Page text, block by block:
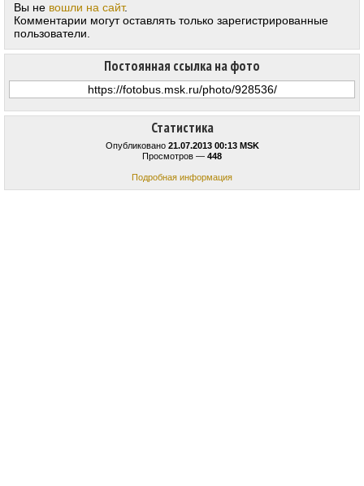
Статистика
Опубликовано 21.07.2013 00:13 MSK
Просмотров — 448
Подробная информация
Постоянная ссылка на фото
Вы не вошли на сайт.
Комментарии могут оставлять только зарегистрированные
пользователи.